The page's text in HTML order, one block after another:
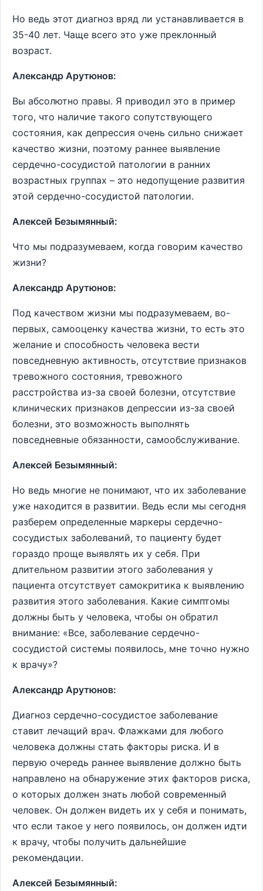
Но ведь этот диагноз вряд ли устанавливается в
35-40 лет. Чаще всего это уже преклонный
возраст.
Александр Арутюнов:
Вы абсолютно правы. Я приводил это в пример
того, что наличие такого сопутствующего
состояния, как депрессия очень сильно снижает
качество жизни, поэтому раннее выявление
сердечно-сосудистой патологии в ранних
возрастных группах – это недопущение развития
этой сердечно-сосудистой патологии.
Алексей Безымянный:
Что мы подразумеваем, когда говорим качество
жизни?
Александр Арутюнов:
Под качеством жизни мы подразумеваем, во-
первых, самооценку качества жизни, то есть это
желание и способность человека вести
повседневную активность, отсутствие признаков
тревожного состояния, тревожного
расстройства из-за своей болезни, отсутствие
клинических признаков депрессии из-за своей
болезни, это возможность выполнять
повседневные обязанности, самообслуживание.
Алексей Безымянный:
Но ведь многие не понимают, что их заболевание
уже находится в развитии. Ведь если мы сегодня
разберем определенные маркеры сердечно-
сосудистых заболеваний, то пациенту будет
гораздо проще выявлять их у себя. При
длительном развитии этого заболевания у
пациента отсутствует самокритика к выявлению
развития этого заболевания. Какие симптомы
должны быть у человека, чтобы он обратил
внимание: «Все, заболевание сердечно-
сосудистой системы появилось, мне точно нужно
к врачу»?
Александр Арутюнов:
Диагноз сердечно-сосудистое заболевание
ставит лечащий врач. Флажками для любого
человека должны стать факторы риска. И в
первую очередь раннее выявление должно быть
направлено на обнаружение этих факторов риска,
о которых должен знать любой современный
человек. Он должен видеть их у себя и понимать,
что если такое у него появилось, он должен идти
к врачу, чтобы получить дальнейшие
рекомендации.
Алексей Безымянный: